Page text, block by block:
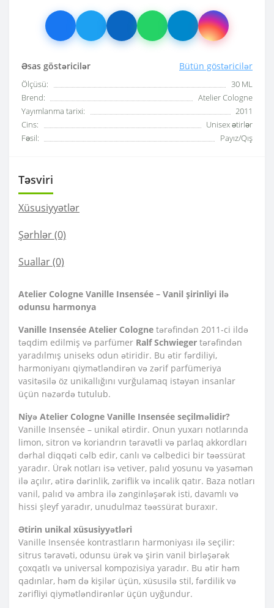
Əsas göstəricilər Bütün göstəricilər
Ölçüsü:
30 ML
Brend:
Atelier Cologne
Yayımlanma tarixi:
2011
Cins:
Unisex ətirlər
Fəsil:
Payız/Qış
Təsviri
Xüsusiyyətlər
Şərhlər (0)
Suallar(0)
Atelier Cologne Vanille Insensée – Vanil şirinliyi ilə
odunsu harmonya
Vanille Insensée Atelier Cologne tərəfindən 2011-ci ildə
təqdim edilmiş və parfümer Ralf Schwieger tərəfindən
yaradılmış uniseks odun ətiridir. Bu ətir fərdiliyi,
harmoniyanı qiymətləndirən və zərif parfümeriya
vasitəsilə öz unikallığını vurğulamaq istəyən insanlar
üçün nəzərdə tutulub.
Niyə Atelier Cologne Vanille Insensée seçilməlidir?
Vanille Insensée – unikal ətirdir. Onun yuxarı notlarında
limon, sitron və koriandrın təravətli və parlaq akkordları
dərhal diqqəti cəlb edir, canlı və cəlbedici bir təəssürat
yaradır. Ürək notları isə vetiver, palıd yosunu və yasəmən
ilə açılır, ətirə dərinlik, zəriflik və incəlik qatır. Baza notları
vanil, palıd və ambra ilə zənginləşərək isti, davamlı və
hissi şleyf yaradır, unudulmaz təəssürat buraxır.
Ətirin unikal xüsusiyyətləri
Vanille Insensée kontrastların harmoniyası ilə seçilir:
sitrus təravəti, odunsu ürək və şirin vanil birləşərək
çoxqatlı və universal kompozisiya yaradır. Bu ətir həm
qadınlar, həm də kişilər üçün, xüsusilə stil, fərdilik və
zərifliyi qiymətləndirənlər üçün uyğundur.